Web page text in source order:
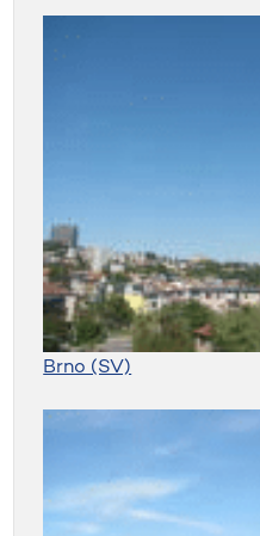
Brno (SV)